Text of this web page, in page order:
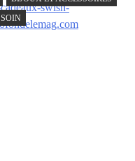
SOIN